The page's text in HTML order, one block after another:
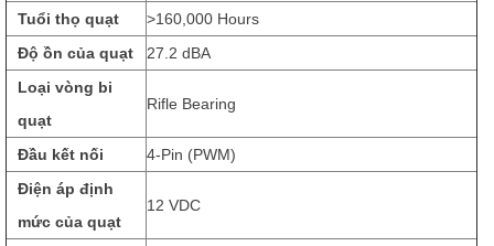
Tuổi thọ quạt
>160,000 Hours
Độ ồn của quạt
27.2 dBA
Loại vòng bi
quạt
Rifle Bearing
Đầu kết nối
4-Pin (PWM)
Điện áp định
mức của quạt
12 VDC